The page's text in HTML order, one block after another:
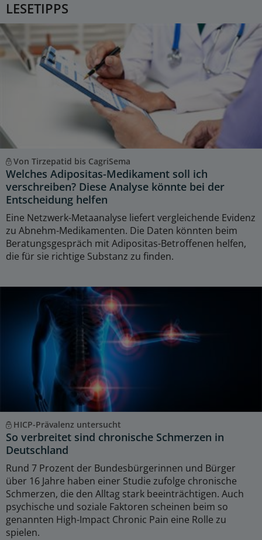
LESETIPPS
Von Tirzepatid bis CagriSema
Welches Adipositas-Medikament soll ich
verschreiben? Diese Analyse könnte bei der
Entscheidung helfen
Eine Netzwerk-Metaanalyse liefert vergleichende Evidenz
zu Abnehm-Medikamenten. Die Daten könnten beim
Beratungsgespräch mit Adipositas-Betroffenen helfen,
die für sie richtige Substanz zu finden.
HICP-Prävalenz untersucht
So verbreitet sind chronische Schmerzen in
Deutschland
Rund 7 Prozent der Bundesbürgerinnen und Bürger
über 16 Jahre haben einer Studie zufolge chronische
Schmerzen, die den Alltag stark beeinträchtigen. Auch
psychische und soziale Faktoren scheinen beim so
genannten High-Impact Chronic Pain eine Rolle zu
spielen.